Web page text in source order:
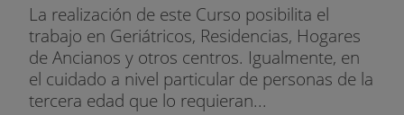
La realización de este Curso posibilita el
trabajo en Geriátricos, Residencias, Hogares
de Ancianos y otros centros. Igualmente, en
el cuidado a nivel particular de personas de la
tercera edad que lo requieran...